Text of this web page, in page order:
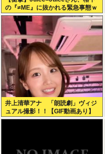
の『≠ME』に抜かれる緊急事態ｗ
ｗｗｗｗｗｗｗｗｗｗｗ
井上清華アナ 「朗読劇」ヴィジ
ュアル撮影！！【GIF動画あり】